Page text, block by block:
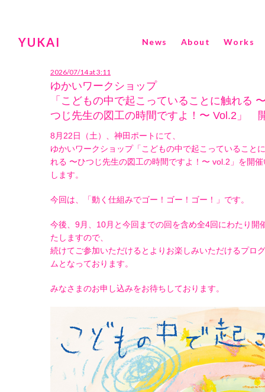
YUKAI News About Works
2026/07/14 at 3:11
ゆかいワークショップ
「こどもの中で起こっていることに触れる
つじ先生の図工の時間ですよ！〜 Vol.2」
8月22日（土）、神田ポートにて、
ゆかいワークショップ「こどもの中で起こっていること
れる 〜ひつじ先生の図工の時間ですよ！〜 vol.2」を開催
します。
今回は、「動く仕組みでゴー！ゴー！ゴー！」です。
今後、9月、10月と今回までの回を含め全4回にわたり開
たしますので、
続けてご参加いただけるとよりお楽しみいただけるプロ
ムとなっております。
みなさまのお申し込みをお待ちしております。